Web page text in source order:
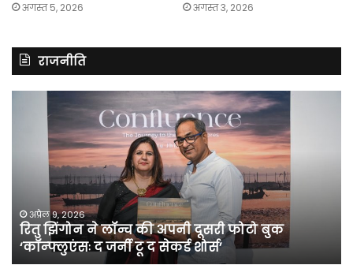
अगस्त 5, 2026 अगस्त 3, 2026
राजनीति
फोटो
बुक
‘कॉन्फ्लुएंसः
अप्रैल 9, 2026
रितु झिंगोन ने लॉन्च की अपनी दूसरी फोटो बुक
‘कॉन्फ्लुएंसः द जर्नी टू द सेकर्ड शोर्स’